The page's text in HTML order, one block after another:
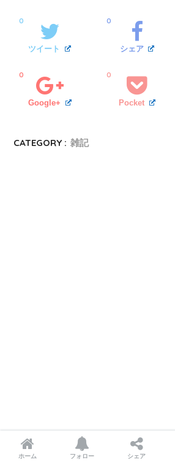
ツイート
0
シェア
0
Google+
0
Pocket
0
CATEGORY : 雑記
ホーム フォロー シェア